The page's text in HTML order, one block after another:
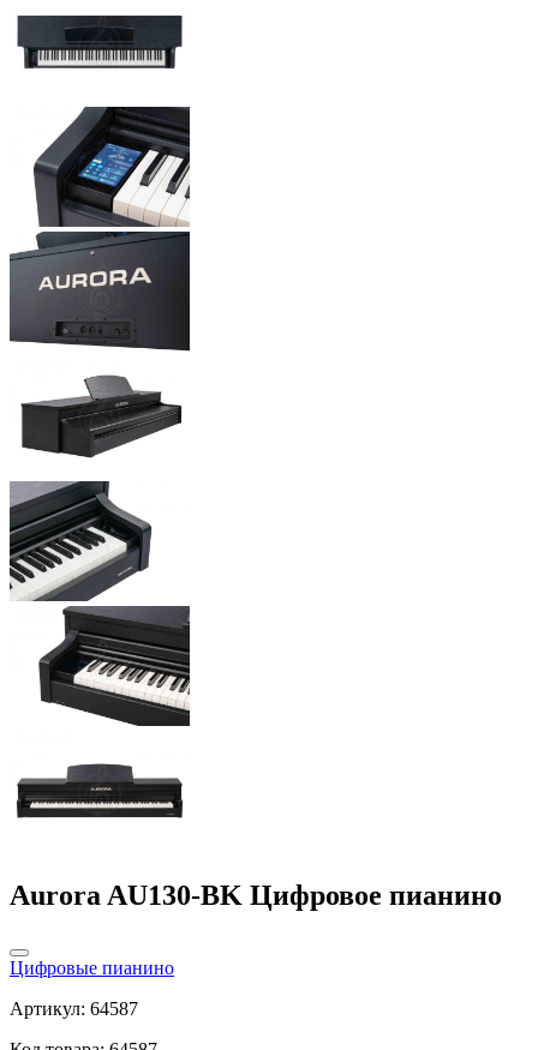
Aurora AU130-BK Цифровое пианино
Цифровые пианино
Артикул: 64587